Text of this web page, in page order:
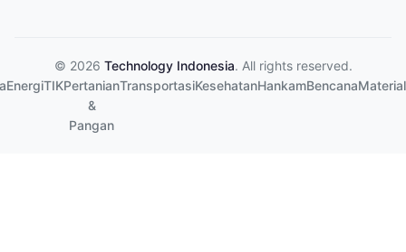
© 2026 Technology Indonesia. All rights reserved.
EnergiTIKPertanian
&
Pangan
TransportasiKesehatanHankamBencanaMaterial